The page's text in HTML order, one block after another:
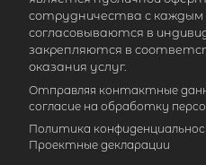
сотрудничества с
согласовываются в
закрепляются в
оказания услуг.
Отправляя контактные
согласие на обработку
Политика
Проектные декларации